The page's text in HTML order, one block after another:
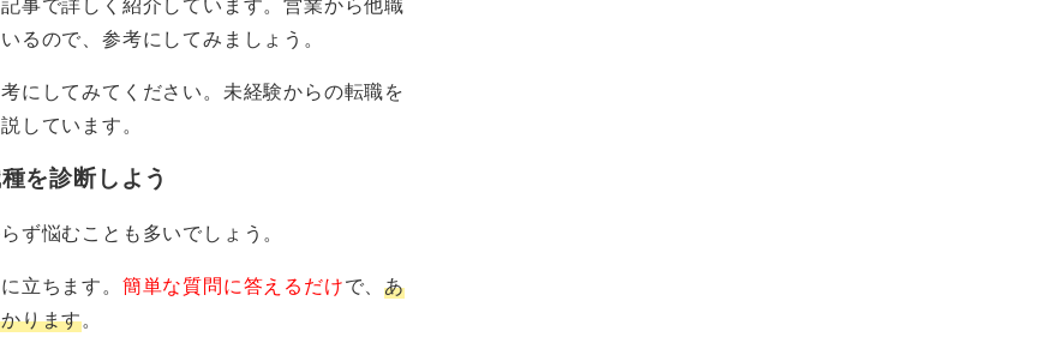
のキャリアへのスタートダッシュ
を取得したり、必要なスキルを習得し
ション能力などを高めておくと有利で
とが採用側に好印象を与えるケースも
事で詳しく紹介しています。営業から他職
るので、参考にしてみましょう。
にしてみてください。未経験からの転職を
しています。
を診断しよう
ず悩むことも多いでしょう。
立ちます。 簡単な質問に答えるだけで、あ
ります。